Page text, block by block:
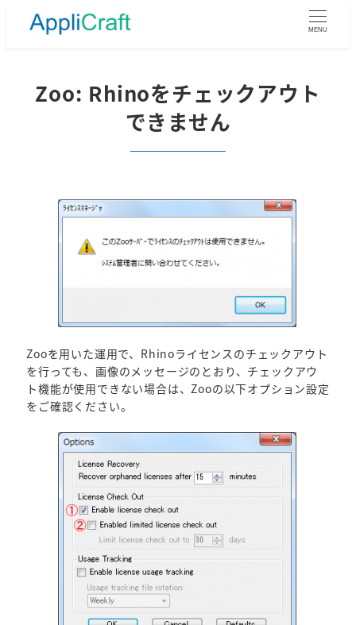
MENU
Zoo: Rhinoをチェックアウト
できません
Zooを用いた運用で、Rhinoライセンスのチェックアウト
を行っても、画像のメッセージのとおり、チェックアウ
ト機能が使用できない場合は、Zooの以下オプション設定
をご確認ください。